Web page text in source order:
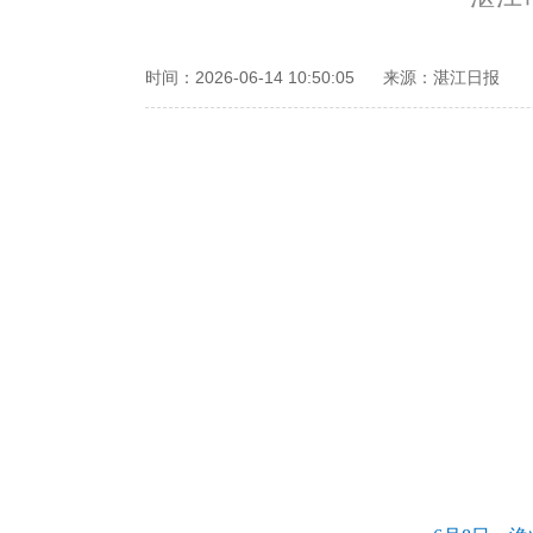
时间：2026-06-14 10:50:05 来源：湛江日报